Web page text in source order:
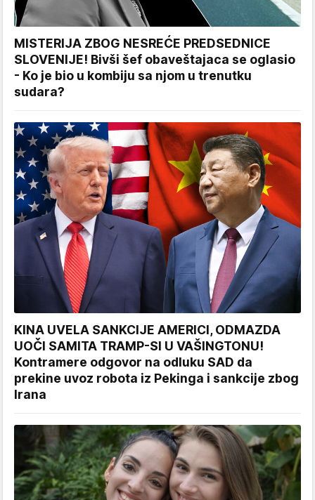
MISTERIJA ZBOG NESREĆE PREDSEDNICE
SLOVENIJE! Bivši šef obaveštajaca se oglasio
- Ko je bio u kombiju sa njom u trenutku
sudara?
KINA UVELA SANKCIJE AMERICI, ODMAZDA
UOČI SAMITA TRAMP-SI U VAŠINGTONU!
Kontramere odgovor na odluku SAD da
prekine uvoz robota iz Pekinga i sankcije zbog
Irana